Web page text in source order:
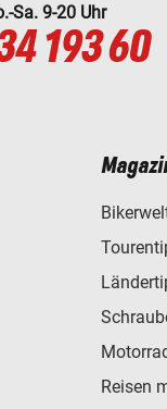
Sa. 9-20 Uhr
193 60
Reisen